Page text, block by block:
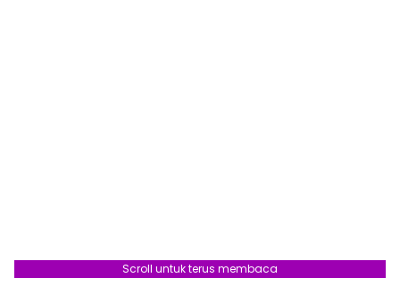
Scroll untuk terus membaca